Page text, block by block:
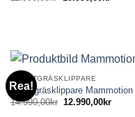
ursprungliga
Rea!
ROBOTGRÄSKLIPPARE
Robotgräsklippare
14.990,00kr Det
ursprungliga
12.990,00krDet